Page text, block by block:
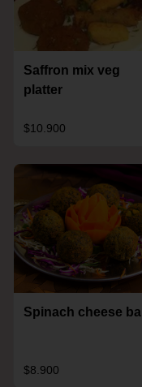
Saffron mix veg
platter
$10.900
Spinach cheese ball
$8.900